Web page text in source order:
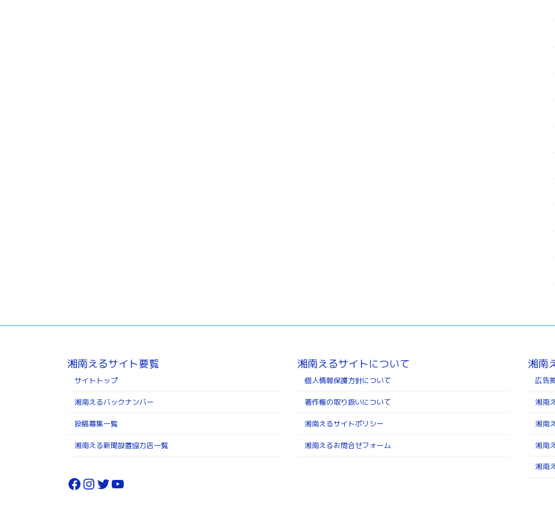
湘南えるサイト要覧
サイトトップ
湘南えるバックナンバー
投稿募集一覧
湘南える新聞設置協力店一覧
Facebook
Instagram
Twitter
YouTube
湘南えるサイトについて
個人情報保護方針について
著作権の取り扱いについて
湘南えるサイトポリシー
湘南えるお問合せフォーム
湘南
広告
湘南
湘南
湘南
湘南